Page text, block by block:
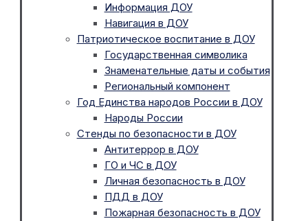
Информация ДОУ
Навигация в ДОУ
Патриотическое воспитание в ДОУ
Государственная символика
Знаменательные даты и события
Региональный компонент
Год Единства народов России в ДОУ
Народы России
Стенды по безопасности в ДОУ
Антитеррор в ДОУ
ГО и ЧС в ДОУ
Личная безопасность в ДОУ
ПДД в ДОУ
Пожарная безопасность в ДОУ